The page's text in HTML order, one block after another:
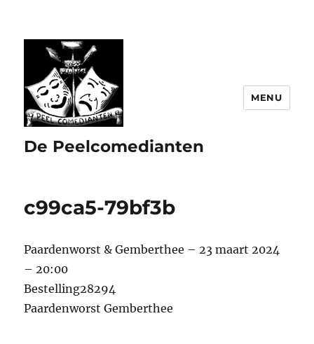
De Peelcomedianten
MENU
c99ca5-79bf3b
Paardenworst & Gemberthee – 23 maart 2024
– 20:00
Bestelling28294
Paardenworst Gemberthee